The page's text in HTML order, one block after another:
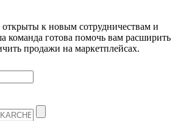
к новым сотрудничествам и
команда готова помочь вам расширить
продажи на маркетплейсах.